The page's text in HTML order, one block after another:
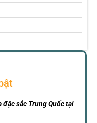
sắc Trung Quốc tại